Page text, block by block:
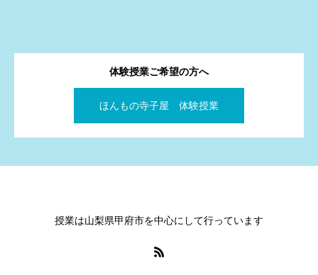
体験授業ご希望の方へ
ほんもの寺子屋 体験授業
授業は山梨県甲府市を中心にして行っています